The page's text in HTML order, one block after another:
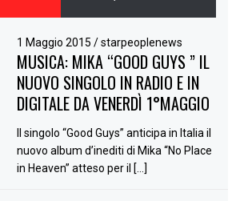
1 Maggio 2015/ starpeoplenews
MUSICA: MIKA “GOOD GUYS ” IL
NUOVO SINGOLO IN RADIO E IN
DIGITALE DA VENERDÌ 1°MAGGIO
Il singolo “Good Guys” anticipa in Italia il
nuovo album d’inediti di Mika “No Place
in Heaven” atteso per il […]